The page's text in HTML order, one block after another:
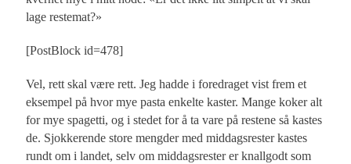
lage restemat?»
[PostBlock id=478]
Vel, rett skal være rett. Jeg hadde i foredraget vist frem et
eksempel på hvor mye pasta enkelte kaster. Mange koker alt
for mye spagetti, og i stedet for å ta vare på restene så kastes
de. Sjokkerende store mengder med middagsrester kastes
rundt om i landet, selv om middagsrester er knallgodt som